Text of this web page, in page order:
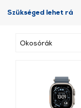
Szükséged lehet rá
Okosórák